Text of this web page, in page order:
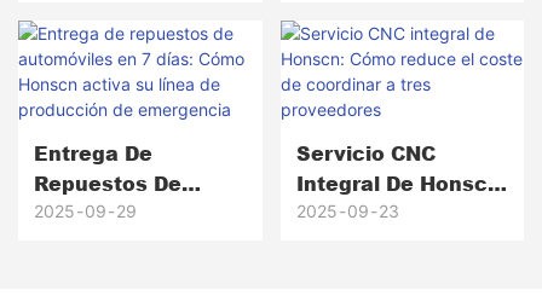
Componentes De
Motor Hasta Piezas
De Precisión De
Alto Rendimiento.
Proyecto?
Entrega De
Repuestos De
Automóviles En 7
2025 09 29
Servicio CNC
Integral De Honscn:
Cómo Reduce El
2025 09 23